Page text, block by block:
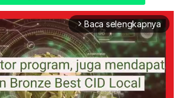
arrow_forward_ios Baca selengkapnya